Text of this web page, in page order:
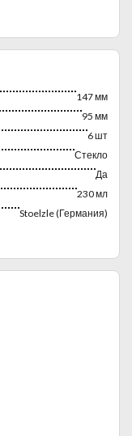
использовать в
покрытие
При очистке не
147 мм
95 мм
6 шт
Стекло
Да
230 мл
Stoelzle (Германия)
белый/серебряный